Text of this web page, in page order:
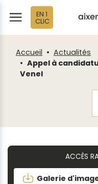
EN 1
CLIC
Accueil
Actualités
Appel à
Venel
ACCÈS
Galerie
Fenêtre
de
chat
Panneau de gestion des